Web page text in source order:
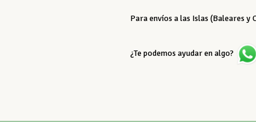
Para envíos a las Islas (Baleares
¿Te podemos ayudar en algo?